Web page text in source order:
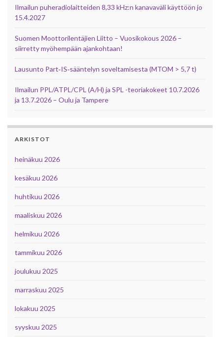
Ilmailun puheradiolaitteiden 8,33 kHz:n kanavaväli käyttöön jo
15.4.2027
Suomen Moottorilentäjien Liitto – Vuosikokous 2026 –
siirretty myöhempään ajankohtaan!
Lausunto Part‑IS‑sääntelyn soveltamisesta (MTOM > 5,7 t)
Ilmailun PPL/ATPL/CPL (A/H) ja SPL -teoriakokeet 10.7.2026
ja 13.7.2026 – Oulu ja Tampere
ARKISTOT
heinäkuu 2026
kesäkuu 2026
huhtikuu 2026
maaliskuu 2026
helmikuu 2026
tammikuu 2026
joulukuu 2025
marraskuu 2025
lokakuu 2025
syyskuu 2025